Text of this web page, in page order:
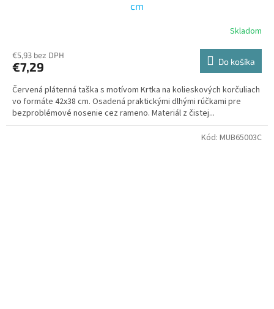
cm
Skladom
€5,93 bez DPH
€7,29 Do košíka
Červená plátenná taška s motívom Krtka na kolieskových korčuliach
vo formáte 42x38 cm. Osadená praktickými dlhými rúčkami pre
bezproblémové nosenie cez rameno. Materiál z čistej...
Kód: MUB65003C